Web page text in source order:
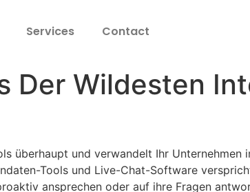
Services Contact
Der Wildesten
überhaupt und verwandelt Ihr
Tools und Live-Chat-Software
ansprechen oder auf ihre Fragen